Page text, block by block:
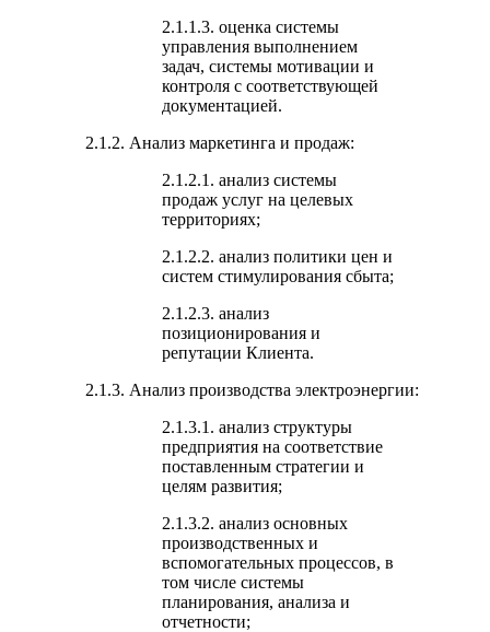
2.1.1.3. оценка системы
управления выполнением
задач, системы мотивации и
контроля с соответствующей
документацией.
2.1.2. Анализ маркетинга и продаж:
2.1.2.1. анализ системы
продаж услуг на целевых
территориях;
2.1.2.2. анализ политики цен и
систем стимулирования сбыта;
2.1.2.3. анализ
позиционирования и
репутации Клиента.
2.1.3. Анализ производства электроэнергии:
2.1.3.1. анализ структуры
предприятия на соответствие
поставленным стратегии и
целям развития;
2.1.3.2. анализ основных
производственных и
вспомогательных процессов, в
том числе системы
планирования, анализа и
отчетности;